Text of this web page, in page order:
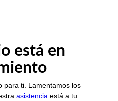
está en
para ti. Lamentamos los
asistencia está a tu